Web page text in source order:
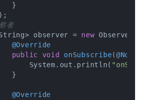
}
者
observer = new
@Override
public
void onSubscribe(@NonNull
System.out.println(
}
@Override